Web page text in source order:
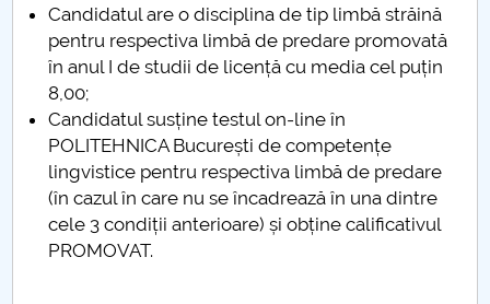
Candidatul are o disciplina de tip limbă străină
pentru respectiva limbă de predare promovată
în anul I de studii de licență cu media cel puțin
8,00;
Candidatul susține testul on-line în
POLITEHNICA București de competențe
lingvistice pentru respectiva limbă de predare
(în cazul în care nu se încadrează în una dintre
cele 3 condiții anterioare) și obține calificativul
PROMOVAT.